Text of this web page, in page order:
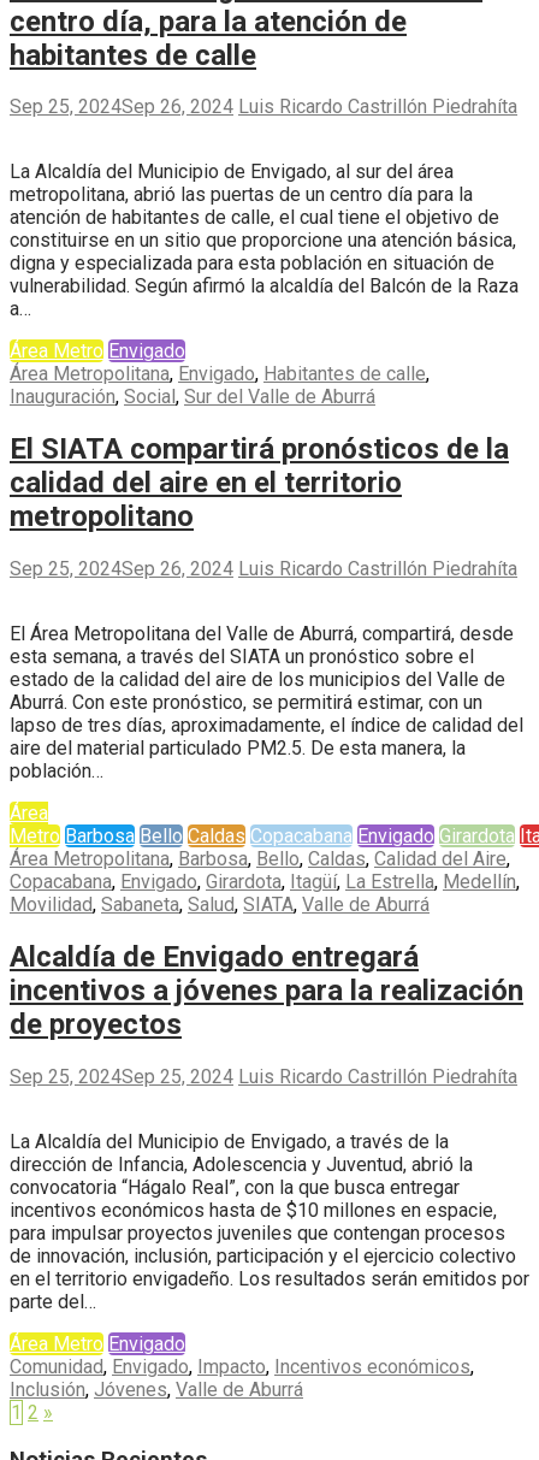
centro día, para la atención de
habitantes de calle
Sep 25, 2024Sep 26, 2024 Luis Ricardo Castrillón Piedrahíta
La Alcaldía del Municipio de Envigado, al sur del área
metropolitana, abrió las puertas de un centro día para la
atención de habitantes de calle, el cual tiene el objetivo de
constituirse en un sitio que proporcione una atención básica,
digna y especializada para esta población en situación de
vulnerabilidad. Según afirmó la alcaldía del Balcón de la Raza
a…
Área Metro Envigado
Área Metropolitana, Envigado, Habitantes de calle,
Inauguración, Social , Sur del Valle de Aburrá
El SIATA compartirá pronósticos de la
calidad del aire en el territorio
metropolitano
Sep 25, 2024Sep 26, 2024 Luis Ricardo Castrillón Piedrahíta
El Área Metropolitana del Valle de Aburrá, compartirá, desde
esta semana, a través del SIATA un pronóstico sobre el
estado de la calidad del aire de los municipios del Valle de
Aburrá. Con este pronóstico, se permitirá estimar, con un
lapso de tres días, aproximadamente, el índice de calidad del
aire del material particulado PM2.5. De esta manera, la
población…
Área
Metro Barbosa Bello Caldas Copacabana Envigado Girardota
Área Metropolitana, Barbosa, Bello, Caldas, Calidad del Aire,
Copacabana, Envigado, Girardota, Itagüí, La Estrella, Medellín,
Movilidad, Sabaneta, Salud, SIATA, Valle de Aburrá
Alcaldía de Envigado entregará
incentivos a jóvenes para la realización
de proyectos
Sep 25, 2024Sep 25, 2024 Luis Ricardo Castrillón Piedrahíta
La Alcaldía del Municipio de Envigado, a través de la
dirección de Infancia, Adolescencia y Juventud, abrió la
convocatoria “Hágalo Real”, con la que busca entregar
incentivos económicos hasta de $10 millones en espacie,
para impulsar proyectos juveniles que contengan procesos
de innovación, inclusión, participación y el ejercicio colectivo
en el territorio envigadeño. Los resultados serán emitidos por
parte del…
Área Metro Envigado
Comunidad, Envigado, Impacto, Incentivos económicos,
Inclusión, Jóvenes, Valle de Aburrá
1 2 »